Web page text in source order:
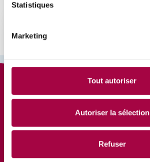
Statistiques
Marketing
Tout autoriser
Autoriser la sélection
Refuser